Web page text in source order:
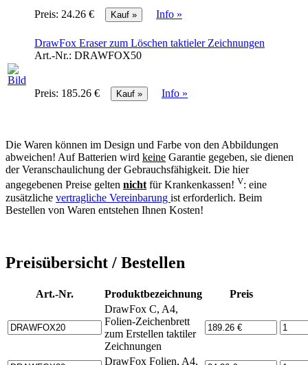
Preis: 24.26 € Info »
DrawFox Eraser zum Löschen taktieler Zeichnungen
Art.-Nr.: DRAWFOX50
Preis: 185.26 € Info »
Die Waren können im Design und Farbe von den Abbildungen
abweichen! Auf Batterien wird keine Garantie gegeben, sie dienen
der Veranschaulichung der Gebrauchsfähigkeit. Die hier
angegebenen Preise gelten nichtfür Krankenkassen! V: eine
zusätzliche vertragliche Vereinbarung ist erforderlich. Beim
Bestellen von Waren entstehen Ihnen Kosten!
Preisübersicht / Bestellen
Art.-Nr. Produktbezeichnung
Preis
DrawFox C, A4,
Folien-Zeichenbrett
zum Erstellen taktiler
Zeichnungen
DrawFox Folien, A4,